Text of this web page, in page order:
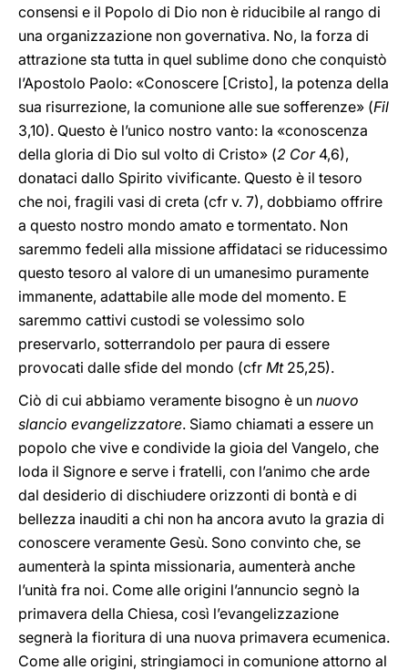
consensi e il Popolo di Dio non è riducibile al rango di
una organizzazione non governativa. No, la forza di
attrazione sta tutta in quel sublime dono che conquistò
l’Apostolo Paolo: «Conoscere [Cristo], la potenza della
sua risurrezione, la comunione alle sue sofferenze» (Fil
3,10). Questo è l’unico nostro vanto: la «conoscenza
della gloria di Dio sul volto di Cristo» (2 Cor4,6),
donataci dallo Spirito vivificante. Questo è il tesoro
che noi, fragili vasi di creta (cfr v. 7), dobbiamo offrire
a questo nostro mondo amato e tormentato. Non
saremmo fedeli alla missione affidataci se riducessimo
questo tesoro al valore di un umanesimo puramente
immanente, adattabile alle mode del momento. E
saremmo cattivi custodi se volessimo solo
preservarlo, sotterrandolo per paura di essere
provocati dalle sfide del mondo (cfr Mt25,25).
Ciò di cui abbiamo veramente bisogno è un nuovo
slancio evangelizzatore. Siamo chiamati a essere un
popolo che vive e condivide la gioia del Vangelo, che
loda il Signore e serve i fratelli, con l’animo che arde
dal desiderio di dischiudere orizzonti di bontà e di
bellezza inauditi a chi non ha ancora avuto la grazia di
conoscere veramente Gesù. Sono convinto che, se
aumenterà la spinta missionaria, aumenterà anche
l’unità fra noi. Come alle origini l’annuncio segnò la
primavera della Chiesa, così l’evangelizzazione
segnerà la fioritura di una nuova primavera ecumenica.
Come alle origini, stringiamoci in comunione attorno al